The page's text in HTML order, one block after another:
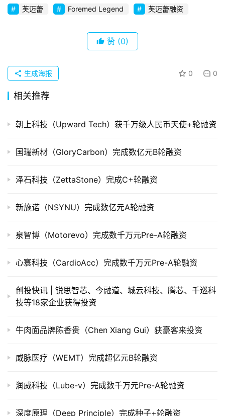
企
业
发
布
购
公
司
市
创
数
创
学
登录
投稿
芙迈蕾 Foremed Legend 芙迈蕾融资
赞 (0)
0 0
生成海报
相关推荐
朝上科技（Upward Tech）获千万级人民币天使+轮融资
国瑞新材（GloryCarbon）完成数亿元B轮融资
泽石科技（ZettaStone）完成C+轮融资
新施诺（NSYNU）完成数亿元A轮融资
泉智博（Motorevo）完成数千万元Pre-A轮融资
心寰科技（CardioAcc）完成数千万元Pre-A轮融资
创投快讯 | 锐思智芯、​今融道、城云科技、腾芯、千巡科
技等18家企业获得投资
牛肉面品牌陈香贵（Chen Xiang Gui）获豪客来投资
威脉医疗（WEMT）完成超亿元B轮融资
润威科技（Lube-v）完成数千万元Pre-A轮融资
深度原理（Deep Principle）完成种子+轮融资